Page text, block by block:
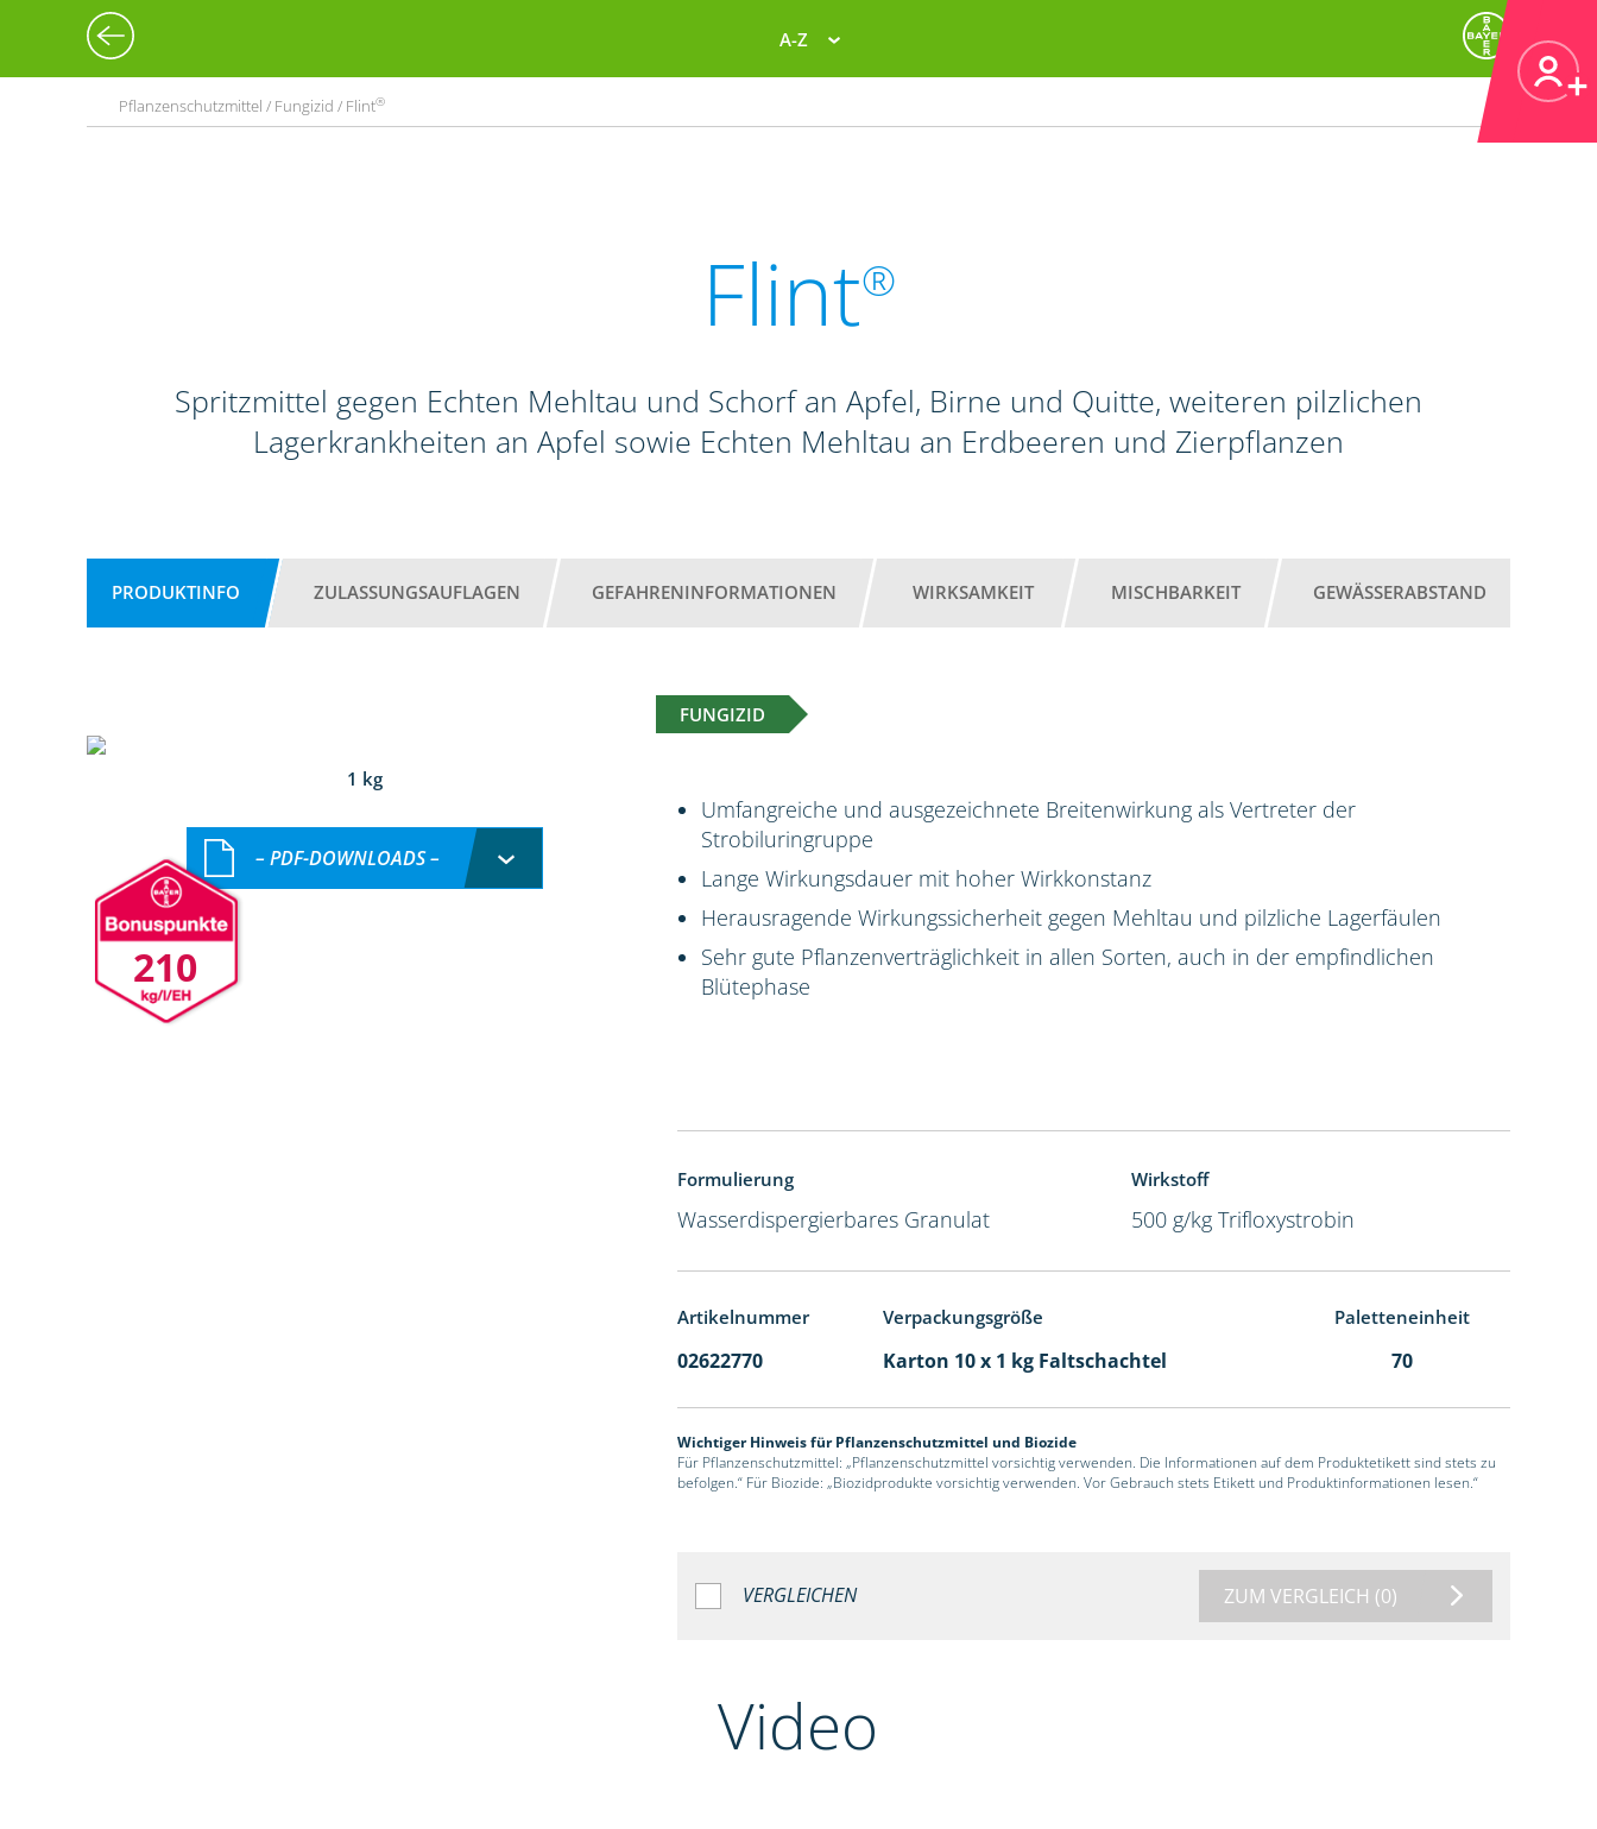
A-Z
Pflanzenschutzmittel / Fungizid / Flint®
Flint®
Spritzmittel gegen Echten Mehltau und Schorf an Apfel, Birne und Quitte, weiteren pilzlichen
Lagerkrankheiten an Apfel sowie Echten Mehltau an Erdbeeren und Zierpflanzen
PRODUKTINFO ZULASSUNGSAUFLAGEN GEFAHRENINFORMATIONEN WIRKSAMKEIT MISCHBARKEIT GEWÄSSERABSTAND
FUNGIZID
1 kg
210
– PDF-DOWNLOADS –
Umfangreiche und ausgezeichnete Breitenwirkung als Vertreter der
Strobiluringruppe
Lange Wirkungsdauer mit hoher Wirkkonstanz
Herausragende Wirkungssicherheit gegen Mehltau und pilzliche Lagerfäulen
Sehr gute Pflanzenverträglichkeit in allen Sorten, auch in der empfindlichen
Blütephase
Formulierung
Wasserdispergierbares Granulat
Wirkstoff
500 g/kg Trifloxystrobin
Artikelnummer Verpackungsgröße Paletteneinheit
02622770 Karton 10 x 1 kg Faltschachtel 70
Wichtiger Hinweis für Pflanzenschutzmittel und Biozide
Für Pflanzenschutzmittel: „Pflanzenschutzmittel vorsichtig verwenden. Die Informationen auf dem Produktetikett sind stets zu
befolgen.“ Für Biozide: „Biozidprodukte vorsichtig verwenden. Vor Gebrauch stets Etikett und Produktinformationen lesen.“
VERGLEICHEN ZUM VERGLEICH (0)
Video